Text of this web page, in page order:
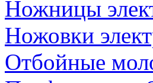
Ножницы
Ножовки
Отбойные